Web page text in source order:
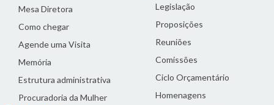
Mesa Diretora
Como chegar
Agende uma Visita
Memória
Estrutura administrativa
Procuradoria da Mulher
Legislação
Proposições
Reuniões
Comissões
Ciclo Orçamentário
Homenagens